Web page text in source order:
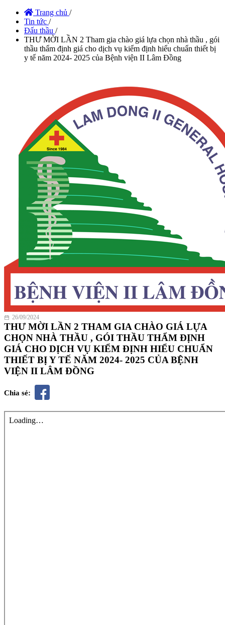
Trang chủ /
Tin tức /
Đấu thầu /
THƯ MỜI LẦN 2 Tham gia chào giá lựa chọn nhà thầu , gói
thầu thẩm định giá cho dịch vụ kiểm định hiểu chuẩn thiết bị
y tế năm 2024- 2025 của Bệnh viện II Lâm Đồng
26/09/2024
THƯ MỜI LẦN 2 THAM GIA CHÀO GIÁ LỰA
CHỌN NHÀ THẦU , GÓI THẦU THẨM ĐỊNH
GIÁ CHO DỊCH VỤ KIỂM ĐỊNH HIỂU CHUẨN
THIẾT BỊ Y TẾ NĂM 2024- 2025 CỦA BỆNH
VIỆN II LÂM ĐỒNG
Chia sẻ: